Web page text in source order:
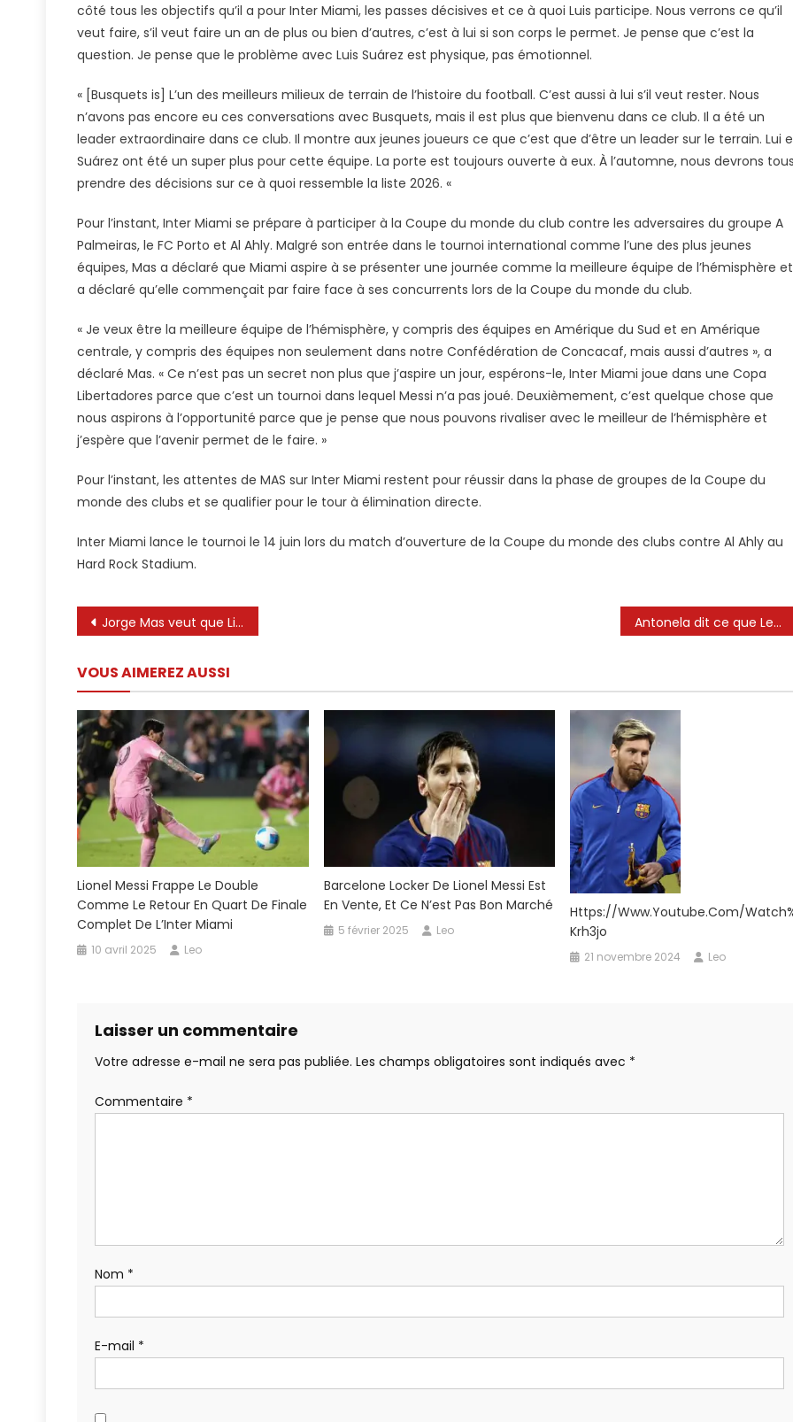
côté tous les objectifs qu’il a pour Inter Miami, les passes décisives et ce à quoi Luis participe. Nous verrons ce qu’il
veut faire, s’il veut faire un an de plus ou bien d’autres, c’est à lui si son corps le permet. Je pense que c’est la
question. Je pense que le problème avec Luis Suárez est physique, pas émotionnel.
« [Busquets is] L’un des meilleurs milieux de terrain de l’histoire du football. C’est aussi à lui s’il veut rester. Nous
n’avons pas encore eu ces conversations avec Busquets, mais il est plus que bienvenu dans ce club. Il a été un
leader extraordinaire dans ce club. Il montre aux jeunes joueurs ce que c’est que d’être un leader sur le terrain. Lui
Suárez ont été un super plus pour cette équipe. La porte est toujours ouverte à eux. À l’automne, nous devrons
prendre des décisions sur ce à quoi ressemble la liste 2026. «
Pour l’instant, Inter Miami se prépare à participer à la Coupe du monde du club contre les adversaires du groupe A
Palmeiras, le FC Porto et Al Ahly. Malgré son entrée dans le tournoi international comme l’une des plus jeunes
équipes, Mas a déclaré que Miami aspire à se présenter une journée comme la meilleure équipe de l’hémisphère et
a déclaré qu’elle commençait par faire face à ses concurrents lors de la Coupe du monde du club.
« Je veux être la meilleure équipe de l’hémisphère, y compris des équipes en Amérique du Sud et en Amérique
centrale, y compris des équipes non seulement dans notre Confédération de Concacaf, mais aussi d’autres », a
déclaré Mas. « Ce n’est pas un secret non plus que j’aspire un jour, espérons-le, Inter Miami joue dans une Copa
Libertadores parce que c’est un tournoi dans lequel Messi n’a pas joué. Deuxièmement, c’est quelque chose que
nous aspirons à l’opportunité parce que je pense que nous pouvons rivaliser avec le meilleur de l’hémisphère et
j’espère que l’avenir permet de le faire. »
Pour l’instant, les attentes de MAS sur Inter Miami restent pour réussir dans la phase de groupes de la Coupe du
monde des clubs et se qualifier pour le tour à élimination directe.
Inter Miami lance le tournoi le 14 juin lors du match d’ouverture de la Coupe du monde des clubs contre Al Ahly au
Hard Rock Stadium.
Navigation
l’article
Jorge Mas veut que Lionel Messi prenne sa retraite à Inter Miami Antonela dit ce que Leo Messi a fait après ce qui est arrivé à Thiago
VOUS AIMEREZ AUSSI
Lionel Messi Frappe Le Double
Comme Le Retour En Quart De Finale
Complet De L’Inter Miami
10 avril 2025 Leo
Barcelone Locker De Lionel Messi Est
En Vente, Et Ce N’est Pas Bon Marché
5 février 2025 Leo
Https://www.youtube.com/
Krh3jo
21 novembre 2024 Leo
Laisser un commentaire
Votre adresse e-mail ne sera pas publiée. Les champs obligatoires sont indiqués avec *
Commentaire *
Nom *
E-mail *